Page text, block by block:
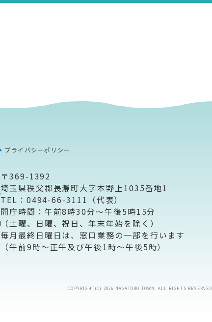
プライバシーポリシー
〒369-1392
埼玉県秩父郡長瀞町大字本野上1035番地1
TEL：0494-66-3111（代表）
開庁時間：午前8時30分～午後5時15分
（土曜、日曜、祝日、年末年始を除く）
毎月最終日曜日は、窓口業務の一部を行います
（午前9時～正午及び午後1時～午後5時）
COPYRIGHT(C) 2026 NAGATORO TOWN. ALL RIGHTS RESERVED.